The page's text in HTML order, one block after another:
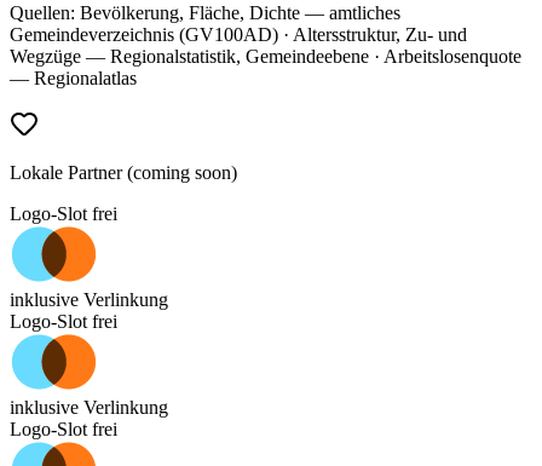
Quellen: Bevölkerung, Fläche, Dichte — amtliches
Gemeindeverzeichnis (GV100AD) · Altersstruktur, Zu- und
Wegzüge — Regionalstatistik, Gemeindeebene · Arbeitslosenquote
— Regionalatlas
Lokale Partner (coming soon)
Logo-Slot frei
inklusive Verlinkung
Logo-Slot frei
inklusive Verlinkung
Logo-Slot frei